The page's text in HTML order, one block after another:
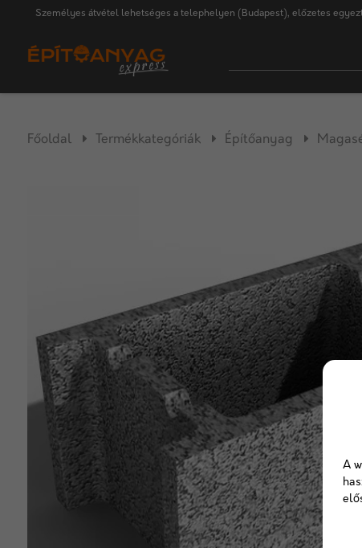
Személyes átvétel lehetséges a telephelyen (Budapest), előzetes
Főoldal Termékkategóriák Építőanyag
A